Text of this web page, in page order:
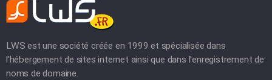
LWS est une société créée en 1999 et spécialisée dans
l'hébergement de sites internet ainsi que dans l'enregistrement de
noms de domaine.